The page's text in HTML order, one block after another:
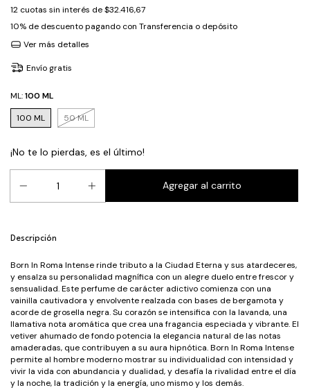
12 cuotas sin interés de$32.416,67
10% de descuentopagando con Transferencia o depósito
Ver más detalles
Envío gratis
ML:100 ML
100 ML
50 ML
¡No te lo pierdas, es el último!
Descripción
Born In Roma Intense rinde tributo a la Ciudad Eterna y sus atardeceres,
y ensalza su personalidad magnífica con un alegre duelo entre frescor y
sensualidad. Este perfume de carácter adictivo comienza con una
vainilla cautivadora y envolvente realzada con bases de bergamota y
acorde de grosella negra. Su corazón se intensifica con la lavanda, una
llamativa nota aromática que crea una fragancia especiada y vibrante. El
vetiver ahumado de fondo potencia la elegancia natural de las notas
amaderadas, que contribuyen a su aura hipnótica. Born In Roma Intense
permite al hombre moderno mostrar su individualidad con intensidad y
vivir la vida con abundancia y dualidad, y desafía la rivalidad entre el día
y la noche, la tradición y la energía, uno mismo y los demás.